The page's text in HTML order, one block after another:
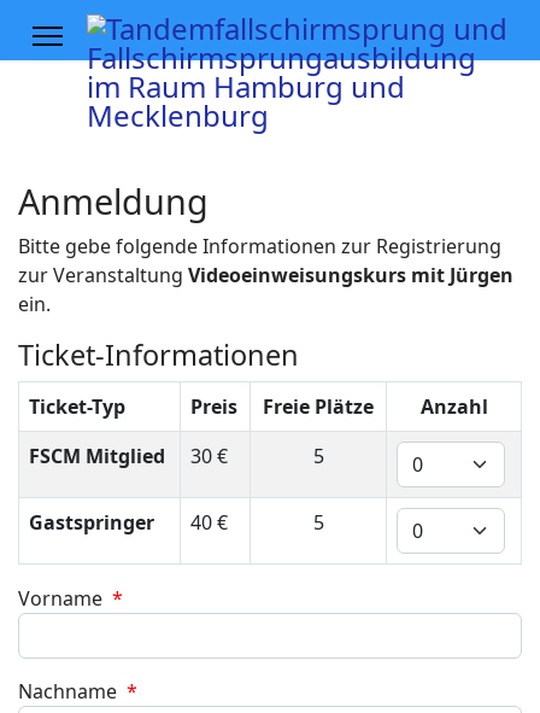
Anmeldung
Bitte gebe folgende Informationen zur Registrierung
zur Veranstaltung Videoeinweisungskurs mit Jürgen
ein.
Ticket-Informationen
Ticket-Typ Preis Freie Plätze
Anzahl
FSCM Mitglied
30 € 5
Gastspringer 40 € 5
Vorname *
Nachname *